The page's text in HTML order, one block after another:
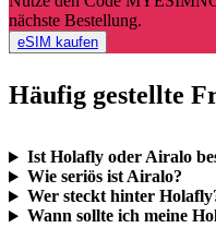
nächste Bestellung.
eSIM kaufen
Häufig gestellte
Ist Holafly oder Airalo
Wie seriös ist Airalo?
Wer steckt hinter
Wann sollte ich meine